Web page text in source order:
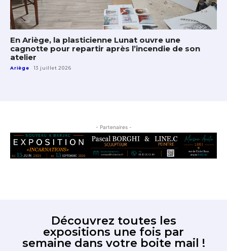
En Ariège, la plasticienne Lunat ouvre une
cagnotte pour repartir après l’incendie de son
atelier
Ariège 13 juillet 2026
- Partenaires -
Découvrez toutes les
expositions une fois par
semaine dans votre boite mail !